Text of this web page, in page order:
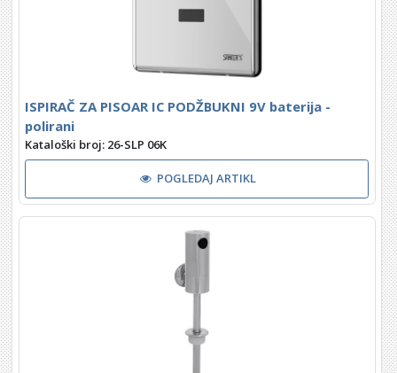
ISPIRAČ ZA PISOAR IC PODŽBUKNI 9V baterija -
polirani
Kataloški broj: 26-SLP 06K
POGLEDAJ ARTIKL